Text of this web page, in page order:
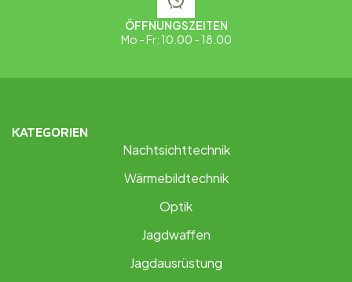
ÖFFNUNGSZEITEN
Mo - Fr: 10.00 - 18.00
KATEGORIEN
Nachtsichttechnik
Wärmebildtechnik
Optik
Jagdwaffen
Jagdausrüstung